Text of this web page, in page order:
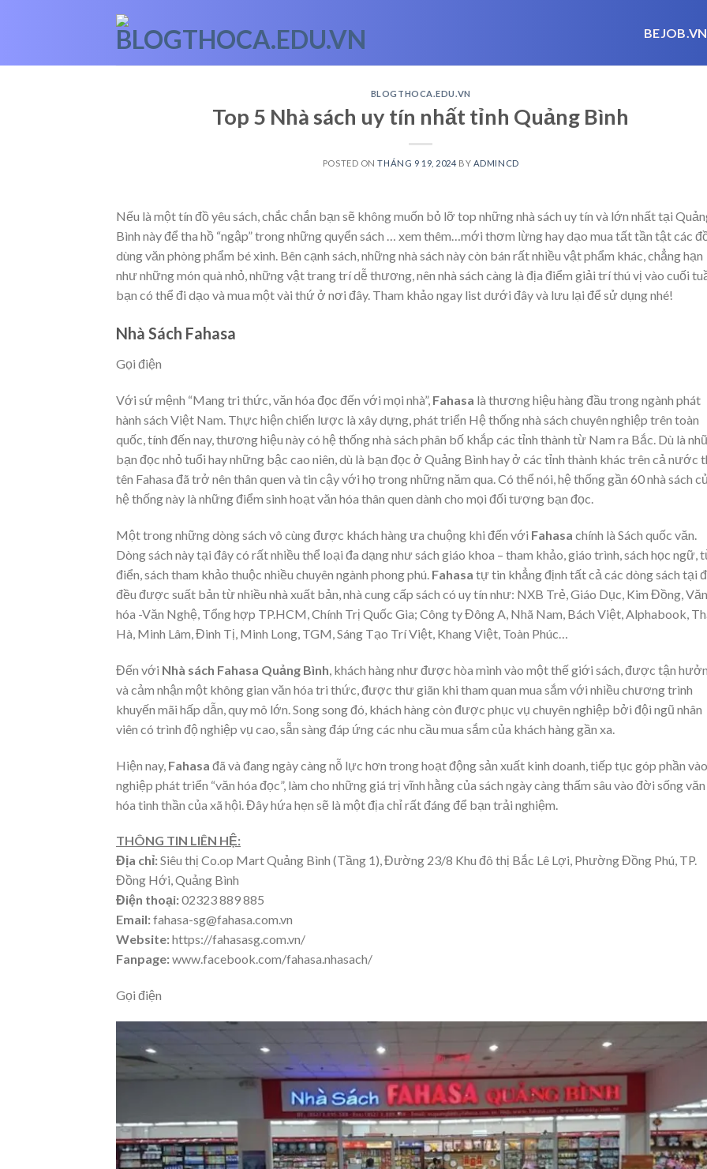
BEJOB.VN
BLOGTHOCA.EDU.VN
Top 5 Nhà sách uy tín nhất tỉnh Quảng Bình
POSTED ONTHÁNG 9 19, 2024 BY ADMINCD
Nếu là một tín đồ yêu sách, chắc chắn bạn sẽ không muốn bỏ lỡ top những nhà sách uy tín và lớn nhất tại
Bình này để tha hồ “ngập” trong những quyển sách
… xem thêm… mới thơm lừng hay dạo mua tất tần tật các
dùng văn phòng phẩm bé xinh. Bên cạnh sách, những nhà sách này còn bán rất nhiều vật phẩm khác, chẳng hạn
như những món quà nhỏ, những vật trang trí dễ thương, nên nhà sách càng là địa điểm giải trí thú vị vào cuối
bạn có thể đi dạo và mua một vài thứ ở nơi đây. Tham khảo ngay list dưới đây và lưu lại để sử dụng nhé!
Nhà Sách Fahasa
Gọi điện
Với sứ mệnh “Mang tri thức, văn hóa đọc đến với mọi nhà”, Fahasa là thương hiệu hàng đầu trong ngành phát
hành sách Việt Nam. Thực hiện chiến lược là xây dựng, phát triển Hệ thống nhà sách chuyên nghiệp trên toàn
quốc, tính đến nay, thương hiệu này có hệ thống nhà sách phân bố khắp các tỉnh thành từ Nam ra Bắc. Dù là
bạn đọc nhỏ tuổi hay những bậc cao niên, dù là bạn đọc ở Quảng Bình hay ở các tỉnh thành khác trên cả nước
tên Fahasa đã trở nên thân quen và tin cậy với họ trong những năm qua. Có thể nói, hệ thống gần 60 nhà sách
hệ thống này là những điểm sinh hoạt văn hóa thân quen dành cho mọi đối tượng bạn đọc.
Một trong những dòng sách vô cùng được khách hàng ưa chuộng khi đến với Fahasa chính là Sách quốc văn.
Dòng sách này tại đây có rất nhiều thể loại đa dạng như sách giáo khoa – tham khảo, giáo trình, sách học ngữ,
điển, sách tham khảo thuộc nhiều chuyên ngành phong phú. Fahasa tự tin khẳng định tất cả các dòng sách tại
đều được suất bản từ nhiều nhà xuất bản, nhà cung cấp sách có uy tín như: NXB Trẻ, Giáo Dục, Kim Đồng, Văn
hóa -Văn Nghệ, Tổng hợp TP.HCM, Chính Trị Quốc Gia; Công ty Đông A, Nhã Nam, Bách Việt, Alphabook,
Hà, Minh Lâm, Đinh Tị, Minh Long, TGM, Sáng Tạo Trí Việt, Khang Việt, Toàn Phúc…
Đến với Nhà sách Fahasa Quảng Bình , khách hàng như được hòa mình vào một thế giới sách, được tận
và cảm nhận một không gian văn hóa tri thức, được thư giãn khi tham quan mua sắm với nhiều chương trình
khuyến mãi hấp dẫn, quy mô lớn. Song song đó, khách hàng còn được phục vụ chuyên nghiệp bởi đội ngũ nhân
viên có trình độ nghiệp vụ cao, sẵn sàng đáp ứng các nhu cầu mua sắm của khách hàng gần xa.
Hiện nay, Fahasa đã và đang ngày càng nỗ lực hơn trong hoạt động sản xuất kinh doanh, tiếp tục góp phần
nghiệp phát triển “văn hóa đọc”, làm cho những giá trị vĩnh hằng của sách ngày càng thấm sâu vào đời sống văn
hóa tinh thần của xã hội. Đây hứa hẹn sẽ là một địa chỉ rất đáng để bạn trải nghiệm.
THÔNG TIN LIÊN HỆ:
Địa chỉ:Siêu thị Co.op Mart Quảng Bình (Tầng 1), Đường 23/8 Khu đô thị Bắc Lê Lợi, Phường Đồng Phú, TP.
Đồng Hới, Quảng Bình
Điện thoại:02323 889 885
Email:fahasa-sg@fahasa.com.vn
Website:https://fahasasg.com.vn/
Fanpage:www.facebook.com/fahasa.nhasach/
Gọi điện